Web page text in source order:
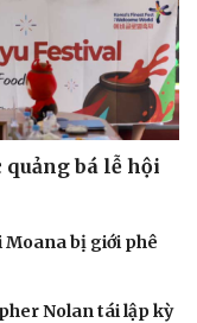
quảng bá lễ hội
Moana bị giới phê
Nolan tái lập kỳ